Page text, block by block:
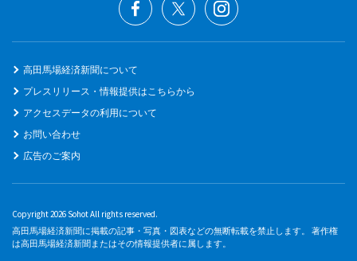
高田馬場経済新聞について
プレスリリース・情報提供はこちらから
アクセスデータの利用について
お問い合わせ
広告のご案内
Copyright 2026 Sohot All rights reserved.
高田馬場経済新聞に掲載の記事・写真・図表などの無断転載を禁止します。 著作権
は高田馬場経済新聞またはその情報提供者に属します。